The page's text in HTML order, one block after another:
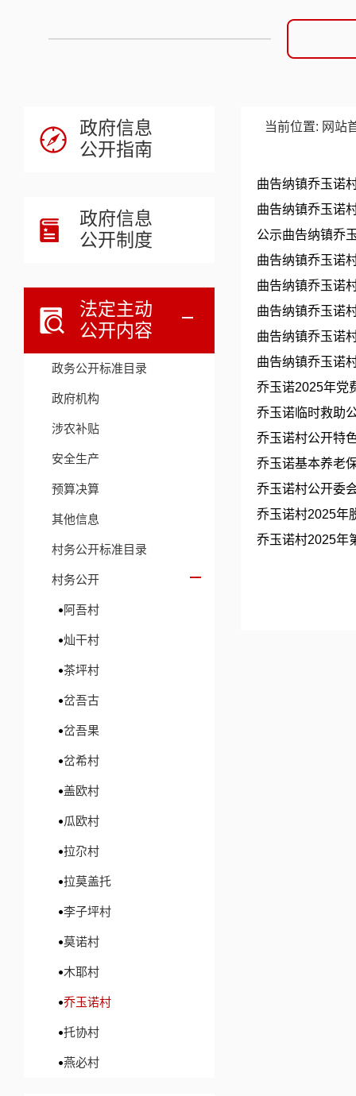
政府信息
公开指南
政府信息
公开制度
法定主动
公开内容
政务公开标准目录
政府机构
涉农补贴
安全生产
预算决算
其他信息
村务公开标准目录
村务公开
阿吾村
灿干村
茶坪村
岔吾古
岔吾果
岔希村
盖欧村
瓜欧村
拉尕村
拉莫盖托
李子坪村
莫诺村
木耶村
乔玉诺村
托协村
燕必村
当前位置: 网站
曲告纳镇乔玉诺
曲告纳镇乔玉诺
公示曲告纳镇乔
曲告纳镇乔玉诺
曲告纳镇乔玉诺
曲告纳镇乔玉诺
曲告纳镇乔玉诺
曲告纳镇乔玉诺
乔玉诺2025年党
乔玉诺临时救助
乔玉诺村公开特
乔玉诺基本养老
乔玉诺村公开委
乔玉诺村2025年
乔玉诺村2025年